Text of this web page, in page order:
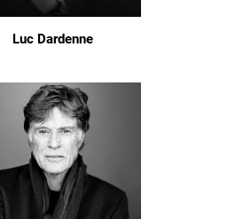
Luc Dardenne